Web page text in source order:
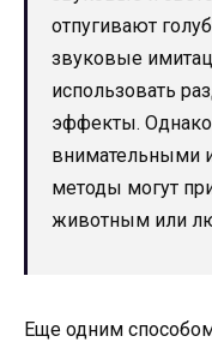
отпугивают
звуковые
использовать
эффекты.
внимательными
методы могут
животным или
Еще одним